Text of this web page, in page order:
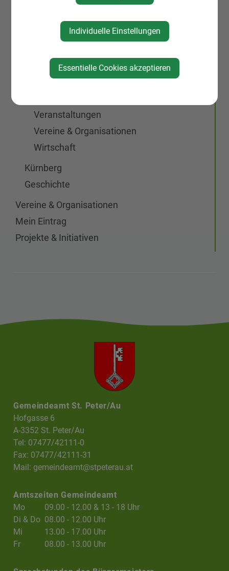
Gemeinde, Geschichte, Gebiete
St. Peter Markt & Dorf
St. Johann/Engstetten
St. Michael am Bruckbach
Veranstaltungen
Vereine & Organisationen
Wirtschaft
Kürnberg
Geschichte
Vereine & Organisationen
Mein Eintrag
Projekte & Initiativen
Gemeindeamt St. Peter/Au
Hofgasse 6
A-3352 St. Peter/Au
Tel: 07477/42111-0
Fax: 07477/42111-31
Mail:gemeindeamt@stpeterau.at
Amtszeiten Gemeindeamt
Mo
09.00 - 12.00 & 13 - 18 Uhr
Di & Do 08.00 - 12.00 Uhr
Mi
13.00 - 17.00 Uhr
Fr
08.00 - 13.00 Uhr
Individuelle Einstellungen
Essentielle Cookies akzeptieren